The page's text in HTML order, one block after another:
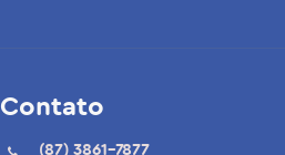
Contato
(87) 3861-7877